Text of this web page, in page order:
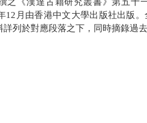
12月由香港中文大學出版社出版
詳列於對應段落之下，同時摘錄過